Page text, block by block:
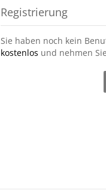
Registrierung
Sie haben noch kein
kostenlos und nehmen